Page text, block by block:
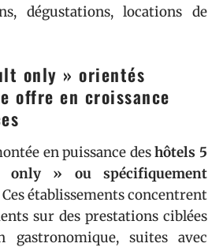
dégustations, locations de
only » orientés
offre en croissance
en puissance deshôtels 5
» ou spécifiquement
Ces établissements concentrent
sur des prestations ciblées
gastronomique, suites avec